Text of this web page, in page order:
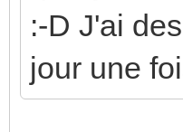
:-D J'ai
jour une